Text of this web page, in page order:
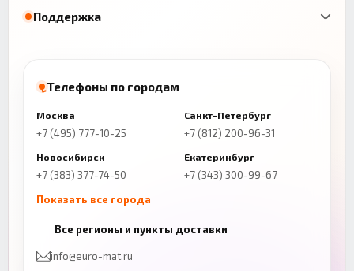
Поддержка
Телефоны по городам
Москва
+7 (495) 777-10-25
Санкт-Петербург
+7 (812) 200-96-31
Новосибирск
+7 (383) 377-74-50
Екатеринбург
+7 (343) 300-99-67
Показать все города
+7 (843) 206-01-30
Челябинск
Все регионы и пункты доставки
info@euro-mat.ru